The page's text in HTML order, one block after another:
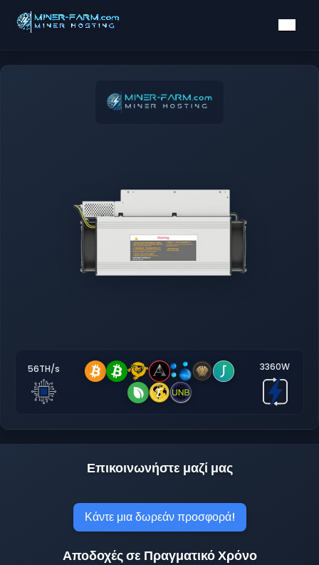
56TH/s 3360W
Επικοινωνήστε μαζί μας
Κάντε μια δωρεάν προσφορά!
Αποδοχές σε Πραγματικό Χρόνο